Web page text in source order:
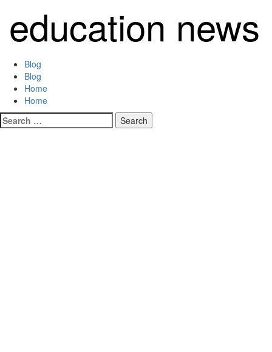
content
education news
Primary
Menu
Blog
Blog
Home
Home
Search
for: